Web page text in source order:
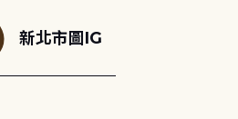
新北市圖IG